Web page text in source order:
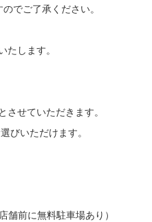
でご了承ください。
たします。
せていただきます。
びいただけます。
前に無料駐車場あり）